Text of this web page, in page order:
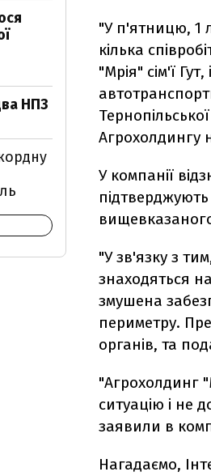
"У п'ятницю, 1
кілька
"Мрія" сім'ї
Агрохолдингу
У компанії
"У зв'язку з
знаходяться
змушена
периметру.
органів, та
"Агрохолдинг
ситуацію і не
заявили в
Нагадаємо,
НПЗ